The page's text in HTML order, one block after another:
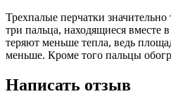
Трехпалые перчатки
три пальца, находящиеся вместе
теряют меньше тепла, ведь
меньше. Кроме того пальцы
Написать отзыв